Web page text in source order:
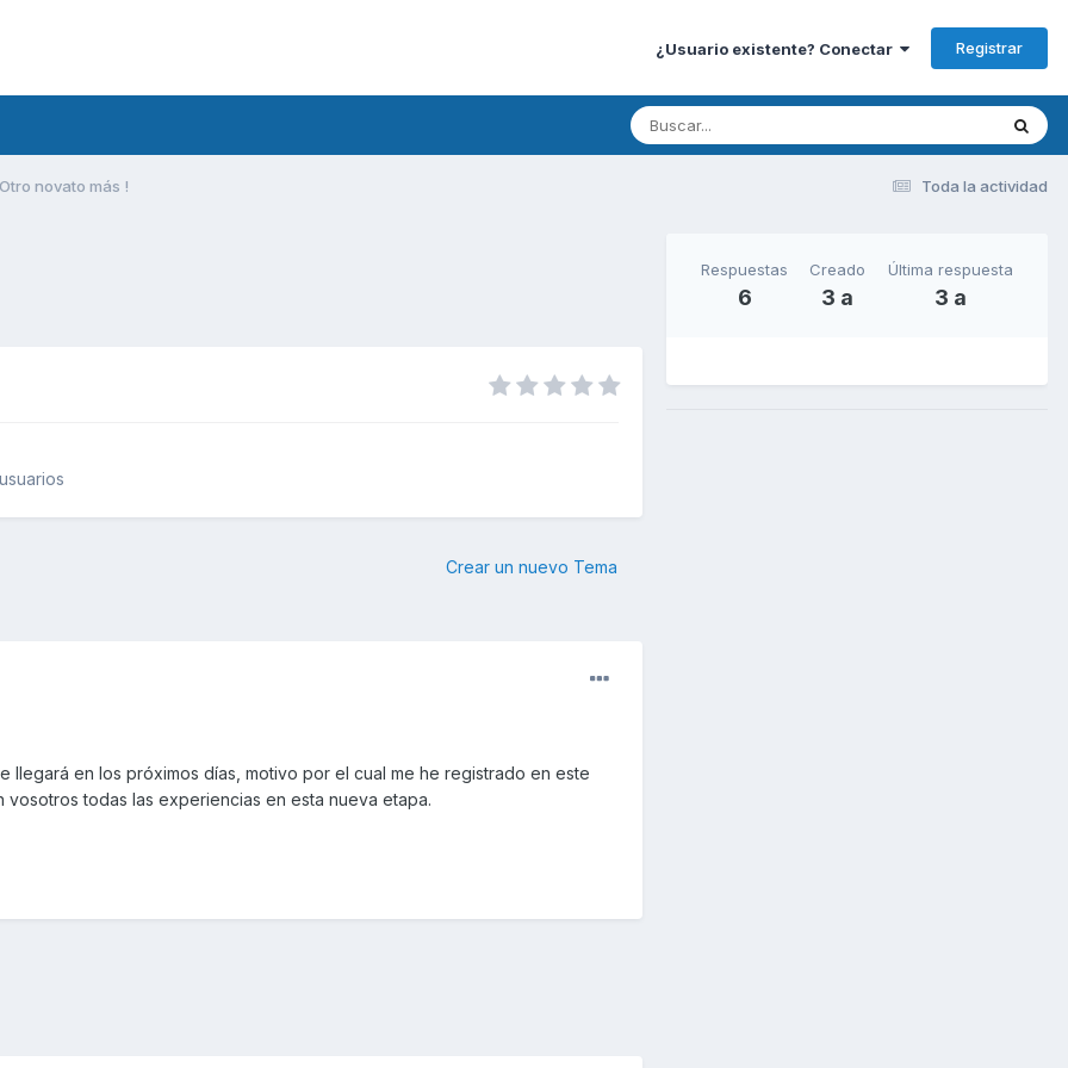
¿Usuario existente? Conectar Registrar
Toda la actividad
Otro novato más !
Crear un nuevo Tema
llegará en los próximos días, motivo por el cual me he registrado en este
todas las experiencias en esta nueva etapa.
Respuestas
6
Creado
3 a
Última respuesta
3 a